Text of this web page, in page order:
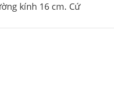
kính 16 cm. Cứ